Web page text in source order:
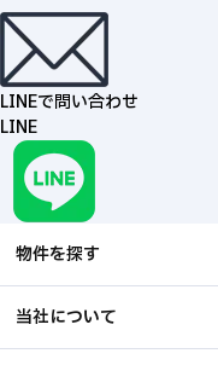
LINEで問い合わせ
LINE
物件を探す
当社について